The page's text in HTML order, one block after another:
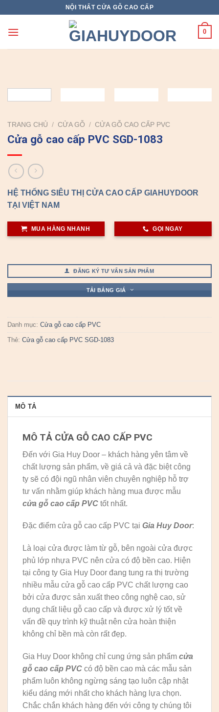
content
NỘI THẤT CỬA GỖ CAO CẤP
0
TRANG CHỦ / CỬA GỖ / CỬA GỖ CAO CẤP PVC
Cửa gỗ cao cấp PVC SGD-1083
HỆ THỐNG SIÊU THỊ CỬA CAO CẤP GIAHUYDOOR
TẠI VIỆT NAM
MUA HÀNG NHANH GỌI NGAY
ĐĂNG KÝ TƯ VẤN SẢN PHẨM
TẢI BẢNG GIÁ
Danh mục: Cửa gỗ cao cấp PVC
Thẻ: Cửa gỗ cao cấp PVC SGD-1083
MÔ TẢ
MÔ TẢ CỬA GỖ CAO CẤP PVC
Đến với Gia Huy Door – khách hàng yên tâm về
chất lượng sản phẩm, về giá cả và đặc biệt công
ty sẽ có đội ngũ nhân viên chuyên nghiệp hỗ trợ
tư vấn nhằm giúp khách hàng mua được mẫu
cửa gỗ cao cấp PVC tốt nhất.
Đặc điểm cửa gỗ cao cấp PVC tại Gia Huy Door:
Là loại cửa được làm từ gỗ, bên ngoài cửa được
phủ lớp nhựa PVC nên cửa có độ bền cao. Hiện
tại công ty Gia Huy Door đang tung ra thị trường
nhiều mẫu cửa gỗ cao cấp PVC chất lượng cao
bởi cửa được sản xuất theo công nghệ cao, sử
dụng chất liệu gỗ cao cấp và được xử lý tốt về
vấn đề quy trình kỹ thuật nên cửa hoàn thiện
không chỉ bền mà còn rất đẹp.
Gia Huy Door không chỉ cung ứng sản phẩm cửa
gỗ cao cấp PVC có độ bền cao mà các mẫu sản
phẩm luôn không ngừng sáng tạo luôn cập nhật
kiểu dáng mới nhất cho khách hàng lựa chọn.
Chắc chắn khách hàng đến với công ty chúng tôi